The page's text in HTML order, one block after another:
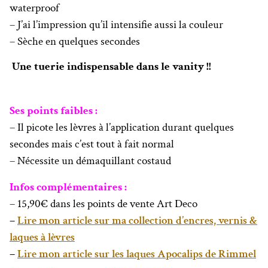
waterproof
– J’ai l’impression qu’il intensifie aussi la couleur
– Sèche en quelques secondes
Une tuerie indispensable dans le vanity !!
Ses points faibles :
– Il picote les lèvres à l’application durant quelques
secondes mais c’est tout à fait normal
– Nécessite un démaquillant costaud
Infos complémentaires :
– 15,90€ dans les points de vente Art Deco
–Lire mon article sur ma collection d’encres, vernis &
laques à lèvres
–Lire mon article sur les laques Apocalips de Rimmel